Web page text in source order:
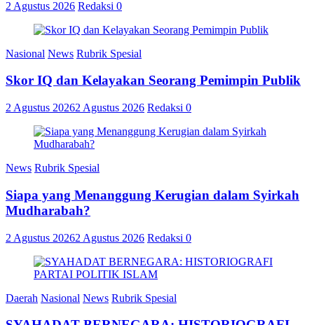
2 Agustus 2026 Redaksi 0
Nasional News Rubrik Spesial
Skor IQ dan Kelayakan Seorang Pemimpin Publik
2 Agustus 20262 Agustus 2026 Redaksi 0
News Rubrik Spesial
Siapa yang Menanggung Kerugian dalam Syirkah
Mudharabah?
2 Agustus 20262 Agustus 2026 Redaksi 0
Daerah Nasional News Rubrik Spesial